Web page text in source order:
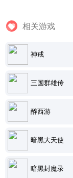
相关游戏
神戒
三国群雄传
醉西游
暗黑大天使
暗黑封魔录